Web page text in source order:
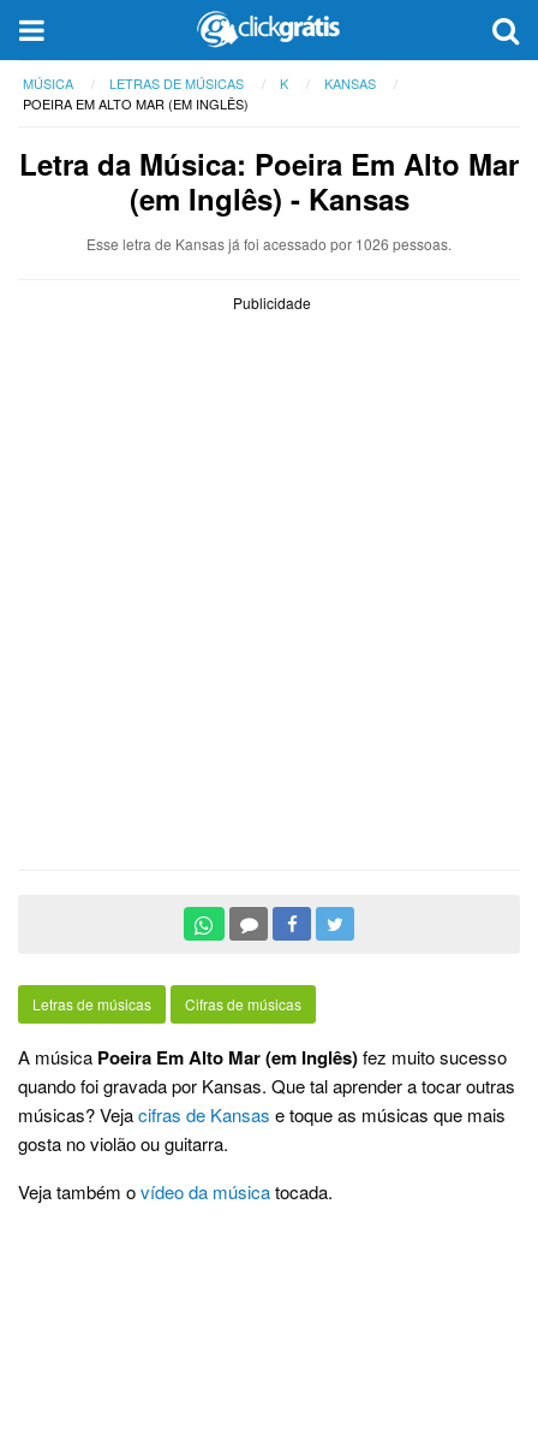
MÚSICA LETRAS DE MÚSICAS K
KANSAS
POEIRA EM ALTO MAR (EM INGLÊS)
Letra da Música: Poeira Em Alto Mar
(em Inglês) - Kansas
Esse letra de Kansas já foi acessado por 1026 pessoas.
Publicidade
Letras de músicas Cifras de músicas
A música Poeira Em Alto Mar (em Inglês)fez muito sucesso
quando foi gravada por Kansas. Que tal aprender a tocar outras
músicas? Vejacifras de Kansas e toque as músicas que mais
gosta no violão ou guitarra.
Veja também ovídeo da músicatocada.